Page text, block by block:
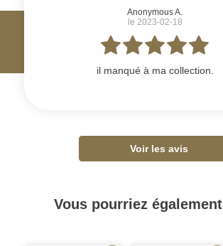
Anonymous A.
le 2023-02-18
il manqué à ma collection.
Voir les avis
Vous pourriez également